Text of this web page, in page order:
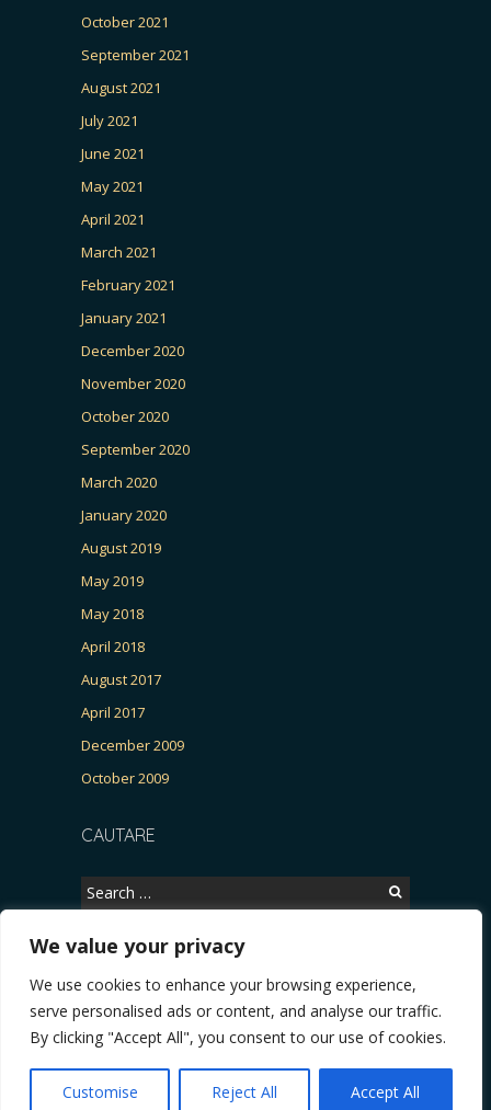
We value your privacy
We use cookies to enhance your browsing experience,
serve personalised ads or content, and analyse our traffic.
By clicking "Accept All", you consent to our use of cookies.
Customise Reject All Accept All
October 2021
September 2021
August 2021
July 2021
June 2021
May 2021
April 2021
March 2021
February 2021
January 2021
December 2020
November 2020
October 2020
September 2020
March 2020
January 2020
August 2019
May 2019
May 2018
April 2018
August 2017
April 2017
December 2009
October 2009
CAUTARE
Search
for:
Copyright © 2026, CERTITUDINEA.
Patria, parlamentarele și presa
* VIDEO. Viata lui Eminescu (Necenzurat).
Themes